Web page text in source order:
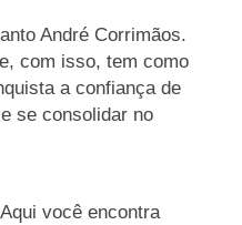
André Corrimãos.
com isso, tem como
a confiança de
se consolidar no
você encontra